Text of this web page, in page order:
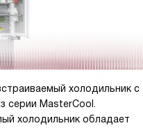
холодильник с
серии MasterCool.
холодильник обладает